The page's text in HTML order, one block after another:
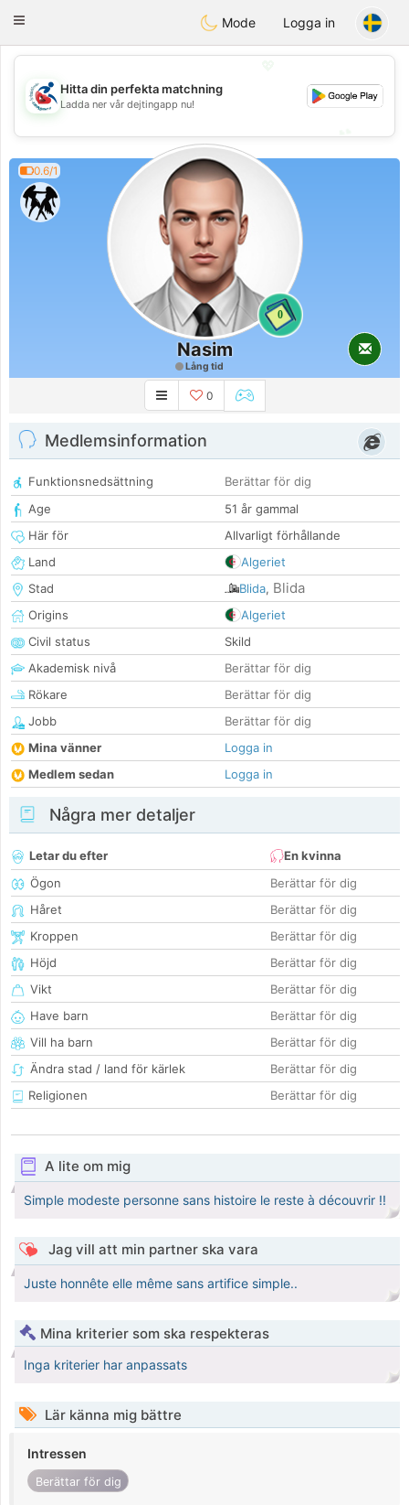
Handi Space
Toggle
Mode Logga in
💖
💕
Hitta din perfekta matchning
Ladda ner vår dejtingapp nu!
0.6/1
0
Nasim
Lång tid
0
Medlemsinformation
Funktionsnedsättning
Berättar för dig
Age
51 år gammal
Här för
Allvarligt förhållande
Land
Algeriet
Stad
Blida, Blida
Origins
Algeriet
Civil status
Skild
Akademisk nivå
Berättar för dig
Rökare
Berättar för dig
Jobb
Berättar för dig
Mina vänner
Logga in
Medlem sedan
Logga in
Några mer detaljer
Letar du efter
En kvinna
Ögon
Berättar för dig
Håret
Berättar för dig
Kroppen
Berättar för dig
Höjd
Berättar för dig
Vikt
Berättar för dig
Have barn
Berättar för dig
Vill ha barn
Berättar för dig
Ändra stad / land för kärlek
Berättar för dig
Religionen
Berättar för dig
A lite om mig
Simple modeste personne sans histoire le reste à découvrir !!
Jag vill att min partner ska vara
Juste honnête elle même sans artifice simple..
Mina kriterier som ska respekteras
Inga kriterier har anpassats
Lär känna mig bättre
Intressen
Berättar för dig